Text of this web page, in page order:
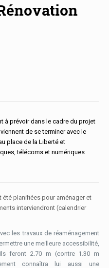
à prévoir dans le cadre du projet
de se terminer avec le
place de la Liberté et
télécoms et numériques
planifiées pour aménager et
interviendront (calendrier
les travaux de réaménagement
une meilleure accessibilité,
feront 2.70 m (contre 1.30 m
connaîtra lui aussi une